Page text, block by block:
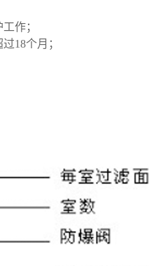
作；
18个月；